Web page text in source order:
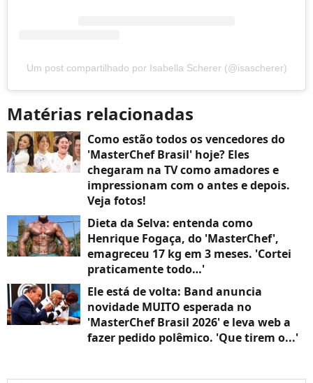
Um post compartilhado por Isabella Scherer (@isascherer)
Matérias relacionadas
Como estão todos os vencedores do
'MasterChef Brasil' hoje? Eles
chegaram na TV como amadores e
impressionam com o antes e depois.
Veja fotos!
Dieta da Selva: entenda como
Henrique Fogaça, do 'MasterChef',
emagreceu 17 kg em 3 meses. 'Cortei
praticamente todo…'
Ele está de volta: Band anuncia
novidade MUITO esperada no
'MasterChef Brasil 2026' e leva web a
fazer pedido polêmico. 'Que tirem o...'